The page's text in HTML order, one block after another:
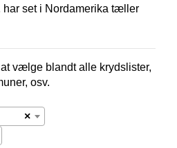
har set i Nordamerika tæller
vælge blandt alle krydslister,
osv.
×